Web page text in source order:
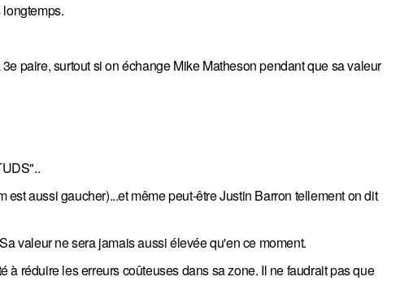
paire, surtout si on échange Mike Matheson pendant que sa valeur
aussi gaucher)...et même peut-être Justin Barron tellement on dit
valeur ne sera jamais aussi élevée qu'en ce moment.
réduire les erreurs coûteuses dans sa zone. Il ne faudrait pas que